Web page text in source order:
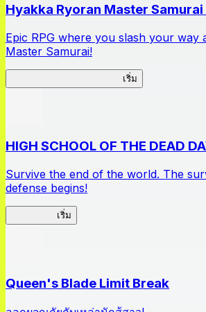
Hyakka Ryoran Master
Epic RPG where you slash your way
Master Samurai!
เริ่ม
HIGH SCHOOL OF THE DEAD
Survive the end of the world. The
defense begins!
เริ่ม
Queen's Blade Limit Break